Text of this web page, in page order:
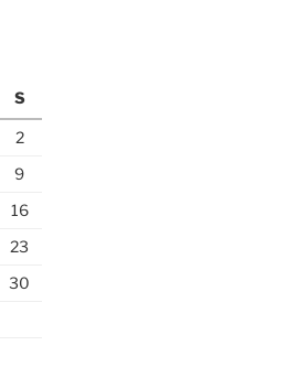
S
2
9
16
23
30